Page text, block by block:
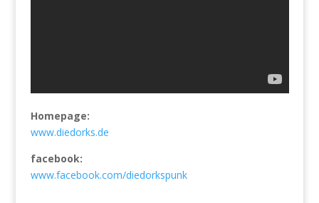
Homepage:
www.diedorks.de
facebook:
www.facebook.com/diedorkspunk